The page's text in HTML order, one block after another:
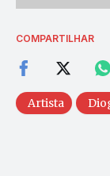
COMPARTILHAR
Artista